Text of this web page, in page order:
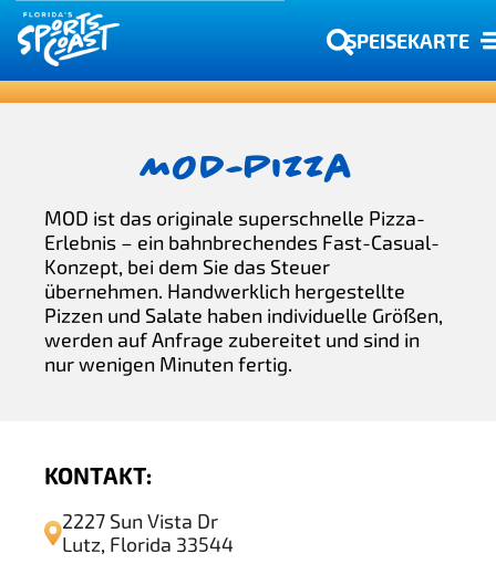
SPEISEKARTE
MOD-Pizza
MOD ist das originale superschnelle Pizza-
Erlebnis – ein bahnbrechendes Fast-Casual-
Konzept, bei dem Sie das Steuer
übernehmen. Handwerklich hergestellte
Pizzen und Salate haben individuelle Größen,
werden auf Anfrage zubereitet und sind in
nur wenigen Minuten fertig.
KONTAKT:
2227 Sun Vista Dr
Lutz, Florida 33544